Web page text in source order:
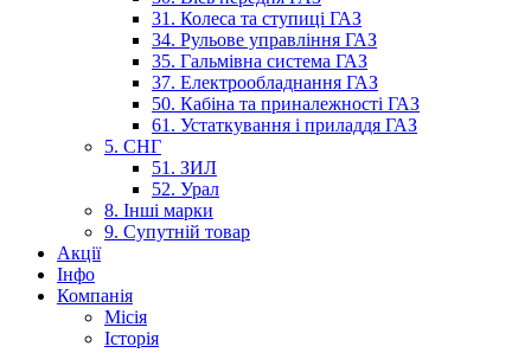
31. Колеса та ступиці ГАЗ
34. Рульове управління ГАЗ
35. Гальмівна система ГАЗ
37. Електрообладнання ГАЗ
50. Кабіна та приналежності ГАЗ
61. Устаткування і приладдя ГАЗ
5. СНГ
51. ЗИЛ
52. Урал
8. Інші марки
9. Супутній товар
Акції
Інфо
Компанія
Місія
Історія